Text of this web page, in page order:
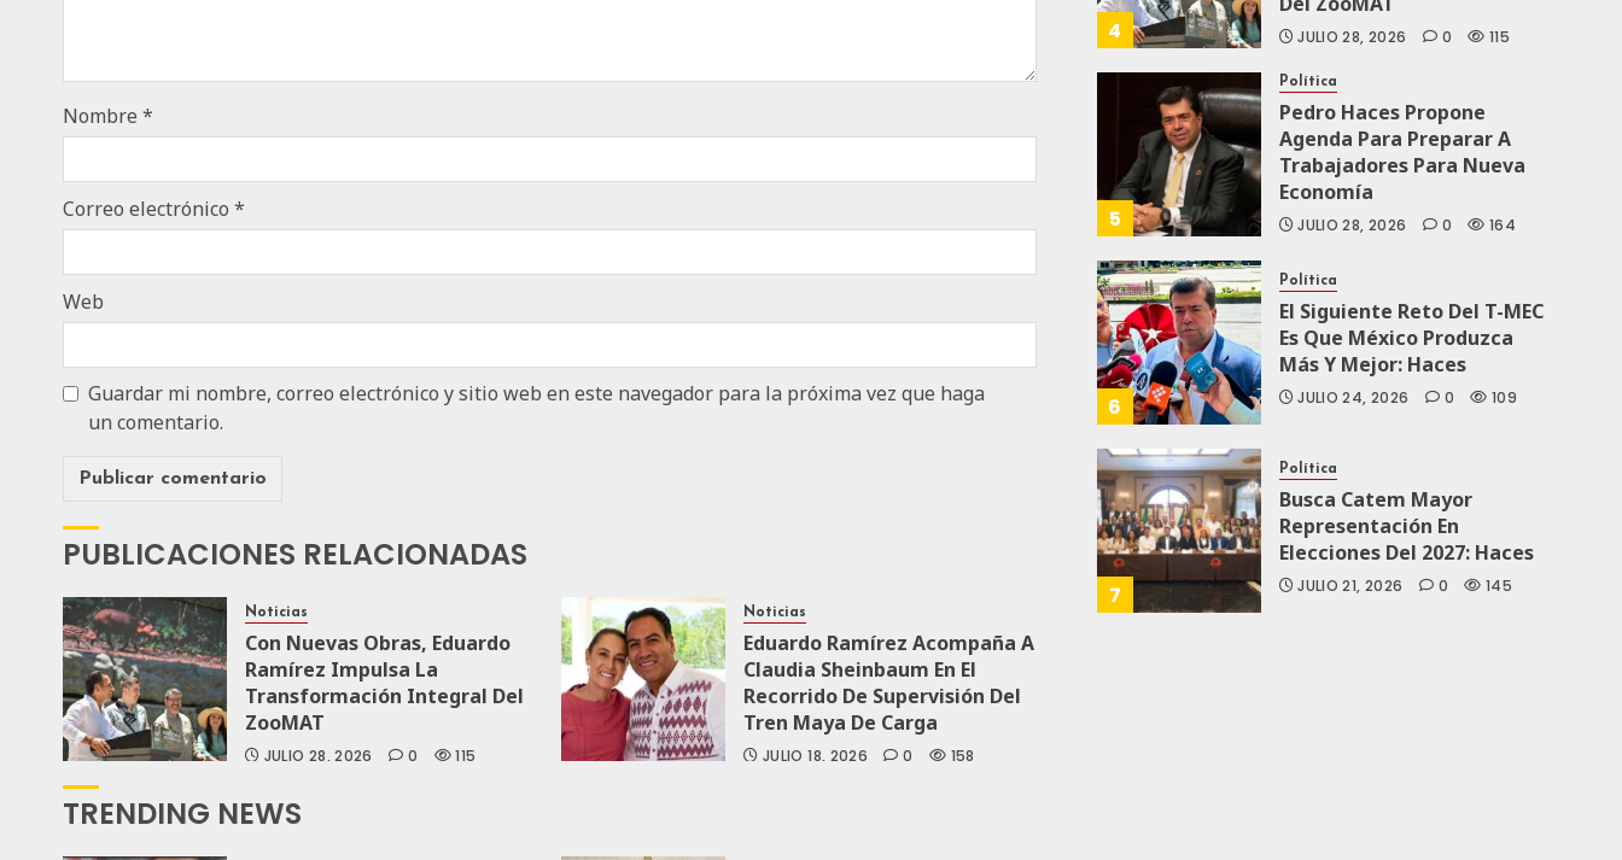
Nombre *
Correo electrónico *
Web
Guardar mi nombre, correo electrónico y sitio web en este navegador para la próxima vez que haga
un comentario.
PUBLICACIONES RELACIONADAS
Noticias
Con Nuevas Obras, Eduardo
Ramírez Impulsa La
Transformación Integral Del
ZooMAT
JULIO 28, 2026 0 115
Noticias
Eduardo Ramírez Acompaña A
Claudia Sheinbaum En El
Recorrido De Supervisión Del
Tren Maya De Carga
JULIO 18, 2026 0 158
TRENDING NEWS
4 JULIO 28, 2026 0 115
5
Política
Pedro Haces Propone
Agenda Para Preparar A
Trabajadores Para Nueva
Economía
JULIO 28, 2026 0 164
6
Política
El Siguiente Reto Del T-MEC
Es Que México Produzca
Más Y Mejor: Haces
JULIO 24, 2026 0 109
7
Política
Busca Catem Mayor
Representación En
Elecciones Del 2027: Haces
JULIO 21, 2026 0 145